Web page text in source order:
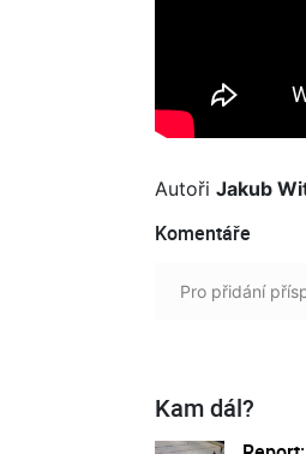
Autoři Jakub
Komentáře
Pro přidání
Kam dál?